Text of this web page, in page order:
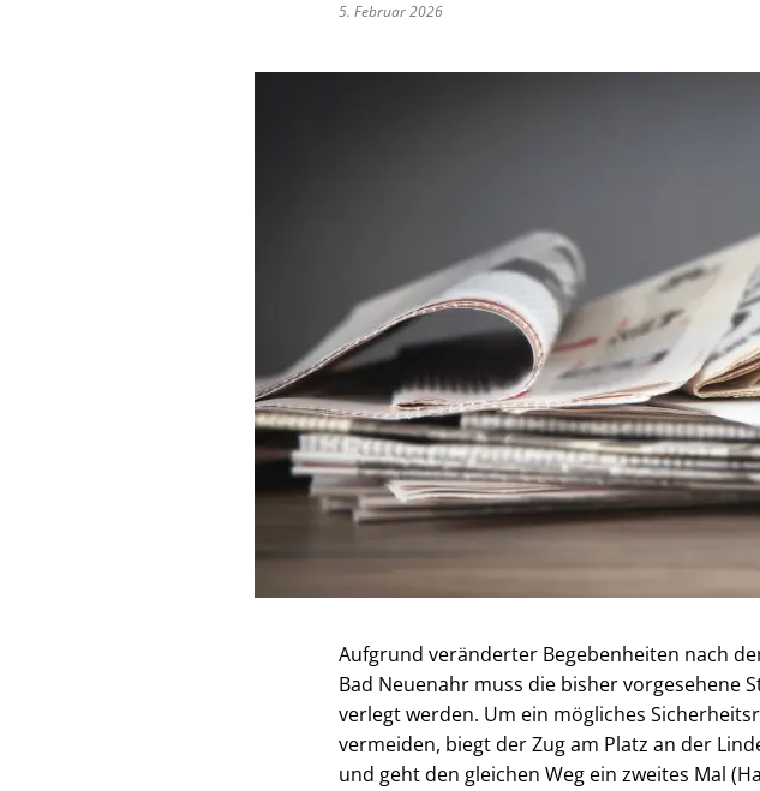
5. Februar 2026
Aufgrund veränderter Begebenheiten nach
Bad Neuenahr muss die bisher vorgesehene
verlegt werden. Um ein mögliches
vermeiden, biegt der Zug am Platz an der
und geht den gleichen Weg ein zweites Mal